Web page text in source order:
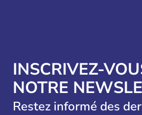
INSCRIVEZ-
NOTRE
Restez informé des